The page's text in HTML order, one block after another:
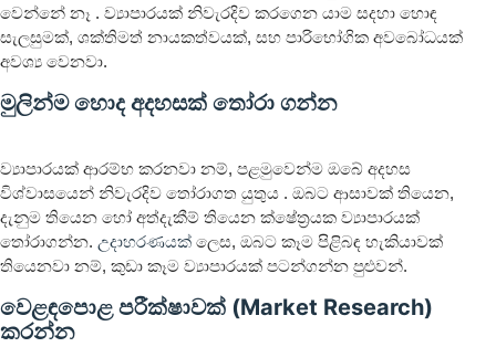
වෙන්නේ නෑ . ව්‍යාපාරයක් නිවැරදිව කරගෙන යාම සදහා හොඳ
සැලසුමක්, ශක්තිමත් නායකත්වයක්, සහ පාරිභෝගික අවබෝධයක්
අවශ්‍ය වෙනවා.
මුලින්ම හොද අදහසක් තෝරා ගන්න
ව්‍යාපාරයක් ආරම්භ කරනවා නම්, පළමුවෙන්ම ඔබේ අදහස
විශ්වාසයෙන් නිවැරදිව තෝරාගත යුතුය . ඔබට ආසාවක් තියෙන,
දැනුම තියෙන හෝ අත්දැකීම් තියෙන ක්ෂේත්‍රයක ව්‍යාපාරයක්
තෝරාගන්න. උදාහරණයක් ලෙස, ඔබට කෑම පිළිබඳ හැකියාවක්
තියෙනවා නම්, කුඩා කෑම ව්‍යාපාරයක් පටන්ගන්න පුළුවන්.
වෙළඳපොළ පරීක්ෂාවක් (Market Research)
කරන්න